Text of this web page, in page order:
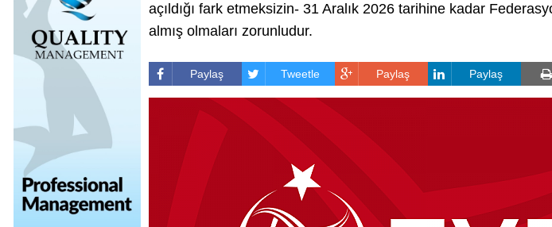
açıldığı fark etmeksizin- 31 Aralık 2026 tarihine kadar
almış olmaları zorunludur.
Paylaş Tweetle Paylaş Paylaş